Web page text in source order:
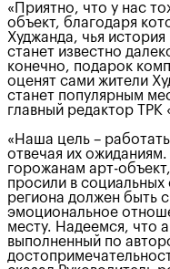
«Приятно, что у нас
объект, благодаря
Худжанда, чья
станет известно
конечно, подарок
оценят сами жители
станет популярным
главный редактор
«Наша цель –
отвечая их
горожанам арт-
просили в
региона должен быть
эмоциональное
месту. Надеемся, что
выполненный по